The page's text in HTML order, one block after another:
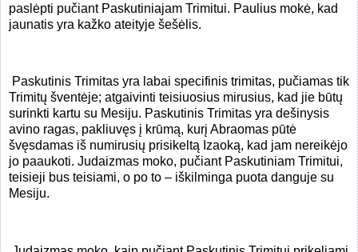
paslėpti pučiant Paskutiniajam Trimitui. Paulius mokė, kad
jaunatis yra kažko ateityje šešėlis.
Paskutinis Trimitas yra labai specifinis trimitas, pučiamas tik
Trimitų šventėje; atgaivinti teisiuosius mirusius, kad jie būtų
surinkti kartu su Mesiju. Paskutinis Trimitas yra dešinysis
avino ragas, pakliuvęs į krūmą, kurį Abraomas pūtė
švęsdamas iš numirusių prisikeltą Izaoką, kad jam nereikėjo
jo paaukoti. Judaizmas moko, pučiant Paskutiniam Trimitui,
teisieji bus teisiami, o po to – iškilminga puota danguje su
Mesiju.